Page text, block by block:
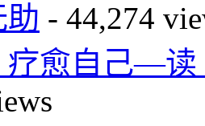
助 - 44,274
愈自己—读